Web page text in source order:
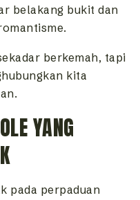
belakang bukit dan
berkemah, tapi
kita
YANG
pada perpaduan